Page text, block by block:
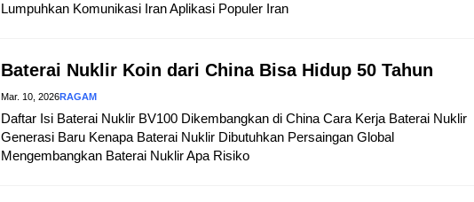
Lumpuhkan Komunikasi Iran Aplikasi Populer Iran
Baterai Nuklir Koin dari China Bisa Hidup 50 Tahun
Mar. 10, 2026RAGAM
Daftar Isi Baterai Nuklir BV100 Dikembangkan di China Cara Kerja Baterai Nuklir
Generasi Baru Kenapa Baterai Nuklir Dibutuhkan Persaingan Global
Mengembangkan Baterai Nuklir Apa Risiko